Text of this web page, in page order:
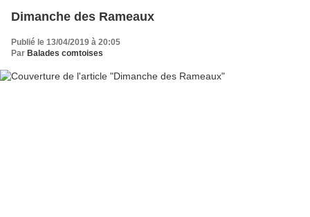
Dimanche des Rameaux
Publié le 13/04/2019 à 20:05
Par Balades comtoises